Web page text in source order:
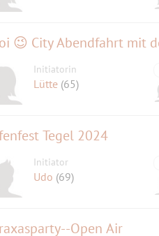
😉 City Abendfahrt mit
Initiatorin
Lütte (65)
Tegel 2024
Initiator
Udo (69)
Open Air